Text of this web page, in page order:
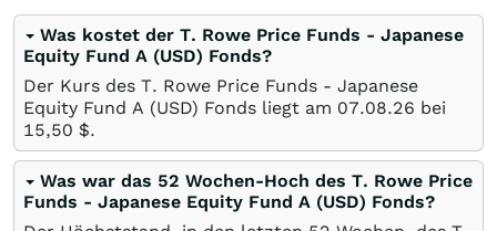
Was kostet der T. Rowe Price Funds - Japanese
Equity Fund A (USD) Fonds?
Der Kurs des T. Rowe Price Funds - Japanese
Equity Fund A (USD) Fonds liegt am 07.08.26 bei
15,50 $.
Was war das 52 Wochen-Hoch des T. Rowe Price
Funds - Japanese Equity Fund A (USD) Fonds?